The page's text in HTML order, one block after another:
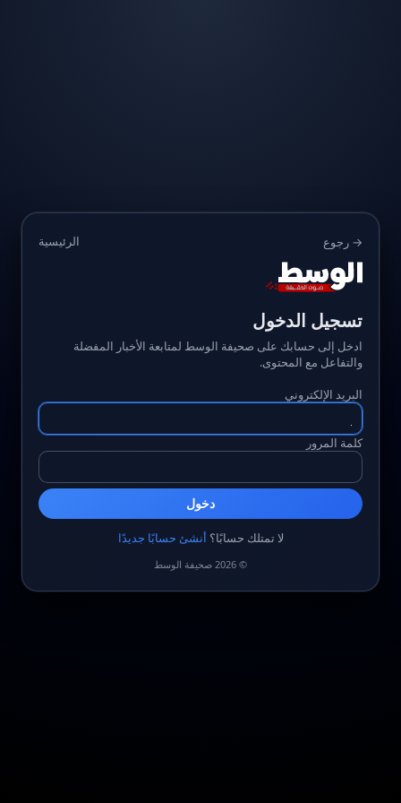
→ رجوع الرئيسية
تسجيل الدخول
ادخل إلى حسابك على صحيفة الوسط لمتابعة الأخبار المفضلة
والتفاعل مع المحتوى.
البريد الإلكتروني
كلمة المرور
دخول
لا تمتلك حسابًا؟ أنشئ حسابًا جديدًا
© 2026 صحيفة الوسط